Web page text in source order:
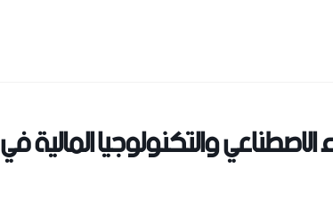
والتكنولوجيا المالية في